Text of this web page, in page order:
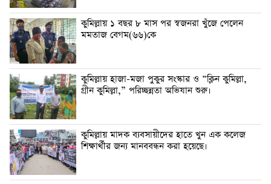
কুমিল্লায় ১ বছর ৮ মাস পর স্বজনরা খুঁজে পেলেন
মমতাজ বেগম(৬৬)কে
কুমিল্লায় হাজা-মজা পুকুর সংস্কার ও “ক্লিন কুমিল্লা,
গ্রীন কুমিল্লা,” পরিচ্ছন্নতা অভিযান শুরু।
কুমিল্লায় মাদক ব্যবসায়ীদের হাতে খুন এক কলেজ
শিক্ষার্থীর জন্য মানববন্ধন করা হয়েছে।